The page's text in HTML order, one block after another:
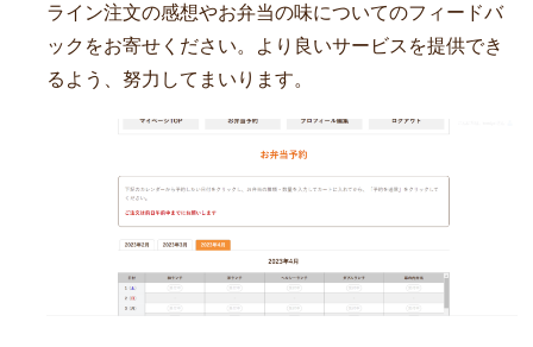
ライン注文の感想やお弁当の味についてのフィードバ
ックをお寄せください。より良いサービスを提供でき
るよう、努力してまいります。